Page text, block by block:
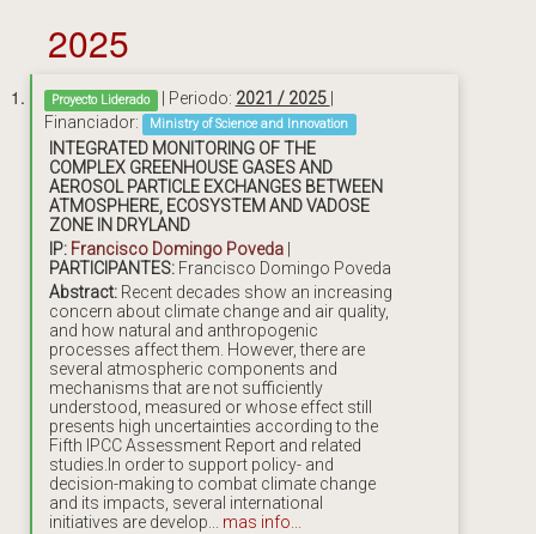
2025
Proyecto Liderado | Periodo: 2021 / 2025
Financiador:
Ministry of Science and Innovation
INTEGRATED MONITORING OF THE
COMPLEX GREENHOUSE GASES AND
AEROSOL PARTICLE EXCHANGES BETWEEN
ATMOSPHERE, ECOSYSTEM AND VADOSE
ZONE IN DRYLAND
IP: Francisco Domingo Poveda
PARTICIPANTES: Francisco Domingo Poveda
Abstract: Recent decades show an increasing
concern about climate change and air quality,
and how natural and anthropogenic
processes affect them. However, there are
several atmospheric components and
mechanisms that are not sufficiently
understood, measured or whose effect still
presents high uncertainties according to the
Fifth IPCC Assessment Report and related
studies.In order to support policy- and
decision-making to combat climate change
and its impacts, several international
initiatives are develop... mas info...